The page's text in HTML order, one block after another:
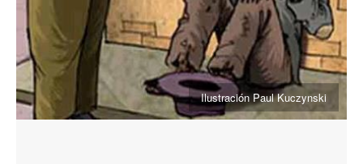
Ilustración Paul Kuczynski